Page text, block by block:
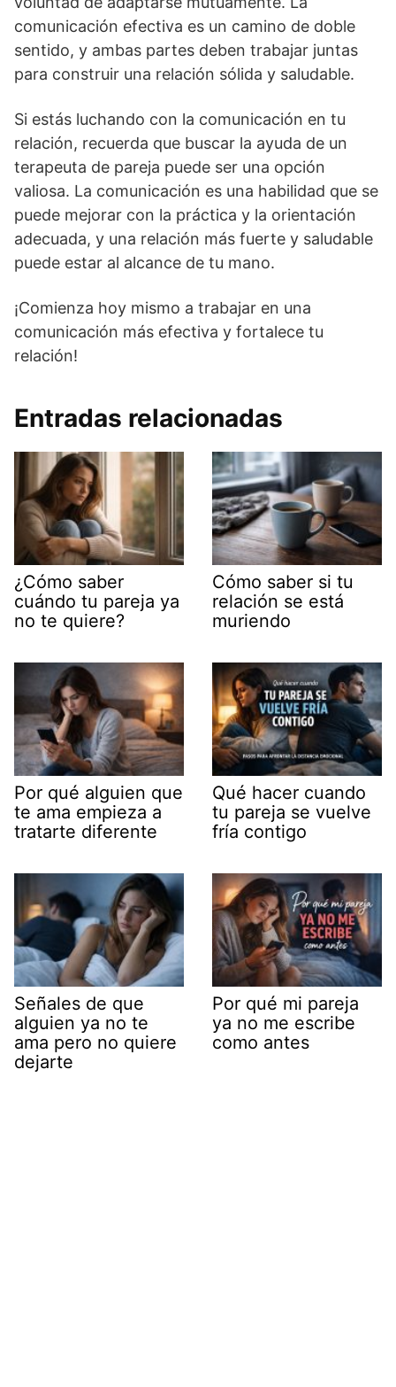
comunicación efectiva es un camino de doble
sentido, y ambas partes deben trabajar juntas
para construir una relación sólida y saludable.
Si estás luchando con la comunicación en tu
relación, recuerda que buscar la ayuda de un
terapeuta de pareja puede ser una opción
valiosa. La comunicación es una habilidad que se
puede mejorar con la práctica y la orientación
adecuada, y una relación más fuerte y saludable
puede estar al alcance de tu mano.
¡Comienza hoy mismo a trabajar en una
comunicación más efectiva y fortalece tu
relación!
Entradas relacionadas
¿Cómo saber
cuándo tu pareja ya
no te quiere?
Cómo saber si tu
relación se está
muriendo
Por qué alguien que
te ama empieza a
tratarte diferente
Qué hacer cuando
tu pareja se vuelve
fría contigo
Señales de que
alguien ya no te
ama pero no quiere
dejarte
Por qué mi pareja
ya no me escribe
como antes